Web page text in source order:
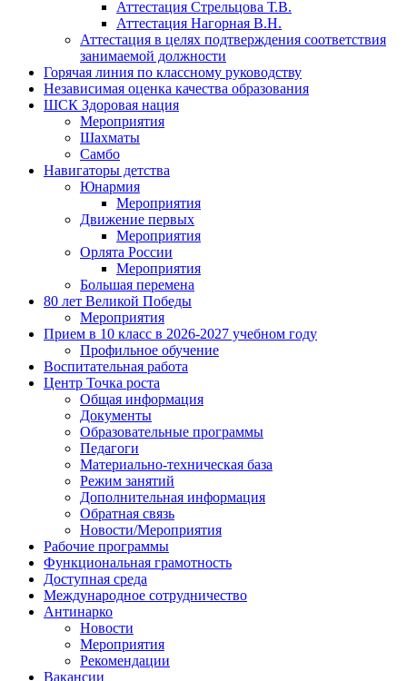
Аттестация Стрельцова Т.В.
Аттестация Нагорная В.Н.
Аттестация в целях подтверждения соответствия
занимаемой должности
Горячая линия по классному руководству
Независимая оценка качества образования
ШСК Здоровая нация
Мероприятия
Шахматы
Самбо
Навигаторы детства
Юнармия
Мероприятия
Движение первых
Мероприятия
Орлята России
Мероприятия
Большая перемена
80 лет Великой Победы
Мероприятия
Прием в 10 класс в 2026-2027 учебном году
Профильное обучение
Воспитательная работа
Центр Точка роста
Общая информация
Документы
Образовательные программы
Педагоги
Материально-техническая база
Режим занятий
Дополнительная информация
Обратная связь
Новости/Мероприятия
Рабочие программы
Функциональная грамотность
Доступная среда
Международное сотрудничество
Антинарко
Новости
Мероприятия
Рекомендации
Вакансии